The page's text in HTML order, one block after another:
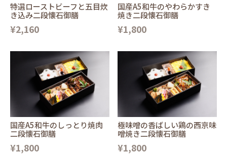
特選ローストビーフと五目炊
き込み二段懐石御膳
¥2,160
国産A5和牛のやわらかすき
焼き二段懐石御膳
¥1,800
国産A5和牛のしっとり焼肉
二段懐石御膳
¥1,800
極味噌の香ばしい鶏の西京味
噌焼き二段懐石御膳
¥1,800